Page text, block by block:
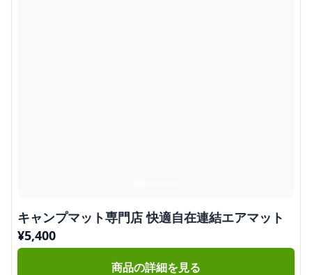
キャンプマット専門店 快適自在連結エアマット
¥5,400
商品の詳細を見る